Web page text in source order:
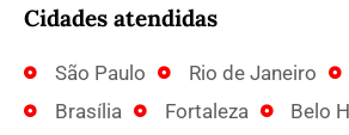
Cidades atendidas
São Paulo Rio de Janeiro
Brasília
Fortaleza
Belo